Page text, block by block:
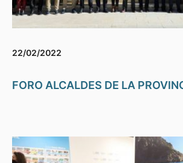
22/02/2022
FORO ALCALDES DE LA